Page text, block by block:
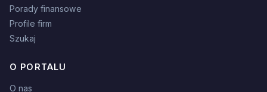
Porady finansowe
Profile firm
Szukaj
O PORTALU
O nas